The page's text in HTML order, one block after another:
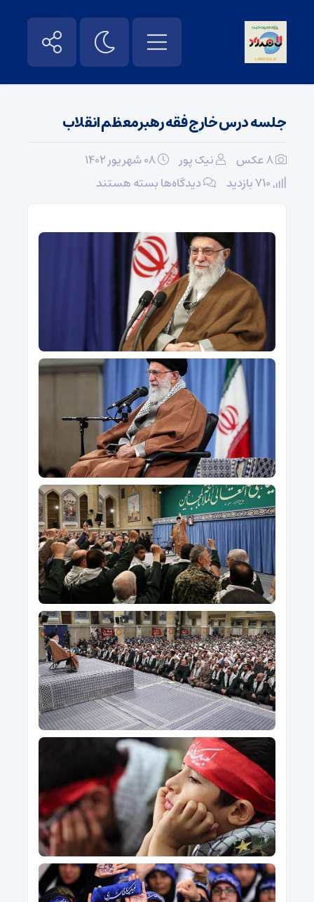
جلسه درس خارج فقه رهبرمعظم انقلاب
نیک پور
دیدگاه‌هابرای
خارج
فقه
رهبرمعظم
انقلاب
بسته هستند